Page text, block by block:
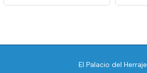
El Palacio del Herraje